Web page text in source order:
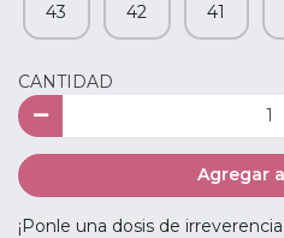
43 42 41
CANTIDAD
Agregar
¡Ponle una dosis de